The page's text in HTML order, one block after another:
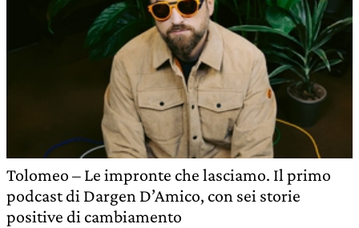
Tolomeo – Le impronte che lasciamo. Il primo
podcast di Dargen D’Amico, con sei storie
positive di cambiamento